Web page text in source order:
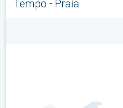
Tempo - Praia